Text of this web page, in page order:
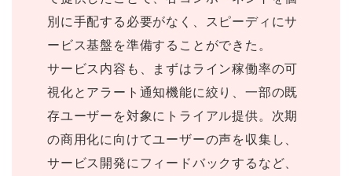
別に手配する必要がなく、スピーディにサ
ービス基盤を準備することができた。
サービス内容も、まずはライン稼働率の可
視化とアラート通知機能に絞り、一部の既
存ユーザーを対象にトライアル提供。次期
の商用化に向けてユーザーの声を収集し、
サービス開発にフィードバックするなど、